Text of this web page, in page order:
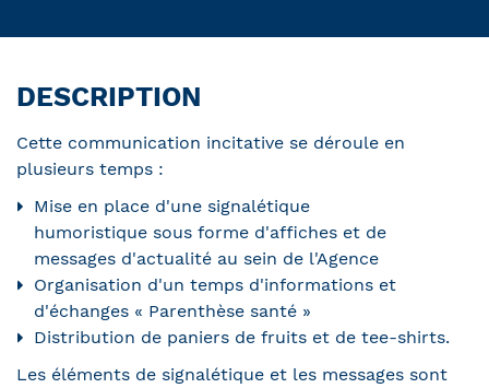
DESCRIPTION
Cette communication incitative se déroule en
plusieurs temps :
Mise en place d'une signalétique
humoristique sous forme d'affiches et de
messages d'actualité au sein de l'Agence
Organisation d'un temps d'informations et
d'échanges « Parenthèse santé »
Distribution de paniers de fruits et de tee-shirts.
Les éléments de signalétique et les messages sont